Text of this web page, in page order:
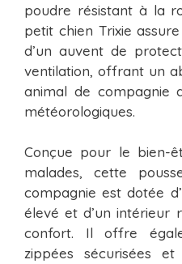
poudre résistant à la
petit chien Trixie
d’un auvent de
ventilation, offrant un
animal de compagnie
météorologiques.
Conçue pour le bien-
malades, cette
compagnie est dotée
élevé et d’un intérieur
confort. Il offre
zippées sécurisées